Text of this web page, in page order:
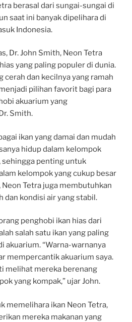
berasal dari sungai-sungai di
saat ini banyak dipelihara di
Indonesia.
Dr. John Smith, Neon Tetra
yang paling populer di dunia.
cerah dan kecilnya yang ramah
pilihan favorit bagi para
akuarium yang
Smith.
ikan yang damai dan mudah
hidup dalam kelompok
sehingga penting untuk
kelompok yang cukup besar
Tetra juga membutuhkan
dan kondisi air yang stabil.
penghobi ikan hias dari
salah satu ikan yang paling
akuarium. “Warna-warnanya
mempercantik akuarium saya.
melihat mereka berenang
yang kompak,” ujar John.
memelihara ikan Neon Tetra,
mereka makanan yang